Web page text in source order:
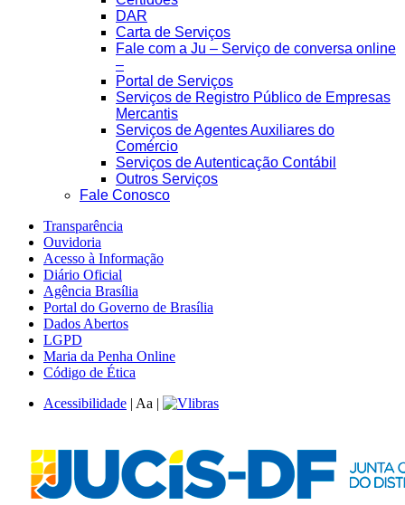
DAR
Carta de Serviços
Fale com a Ju – Serviço de conversa online
–
Portal de Serviços
Serviços de Registro Público de Empresas
Mercantis
Serviços de Agentes Auxiliares do
Comércio
Serviços de Autenticação Contábil
Outros Serviços
Fale Conosco
Transparência
Ouvidoria
Acesso à Informação
Diário Oficial
Agência Brasília
Portal do Governo de Brasília
Dados Abertos
LGPD
Maria da Penha Online
Código de Ética
Acessibilidade | Aa |